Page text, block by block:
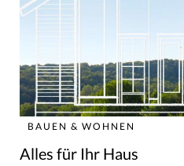
BAUEN & WOHNEN
Alles für Ihr Haus